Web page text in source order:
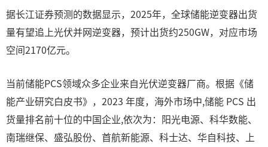
据长江证券预测的数据显示，2025年，全球储能逆变器出货
量有望追上光伏并网逆变器，预计出货约250GW，对应市场
空间2170亿元。
当前储能PCS领域众多企业来自光伏逆变器厂商。根据《储
能产业研究白皮书》，2023 年度，海外市场中,储能 PCS 出
货量排名前十位的中国企业,依次为：阳光电源、科华数能、
南瑞继保、盛弘股份、首航新能源、科士达、华自科技、上